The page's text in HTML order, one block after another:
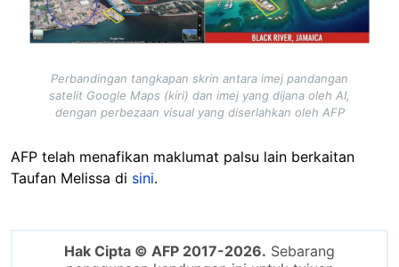
Perbandingan tangkapan skrin antara imej pandangan
satelit Google Maps (kiri) dan imej yang dijana oleh AI,
dengan perbezaan visual yang diserlahkan oleh AFP
AFP telah menafikan maklumat palsu lain berkaitan
Taufan Melissa di sini.
Hak Cipta © AFP 2017-2026. Sebarang